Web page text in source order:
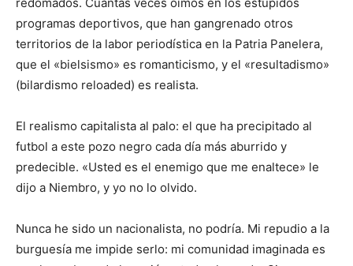
programas deportivos, que han gangrenado otros
territorios de la labor periodística en la Patria Panelera,
que el «bielsismo» es romanticismo, y el «resultadismo»
(bilardismo reloaded) es realista.
El realismo capitalista al palo: el que ha precipitado al
futbol a este pozo negro cada día más aburrido y
predecible. «Usted es el enemigo que me enaltece» le
dijo a Niembro, y yo no lo olvido.
Nunca he sido un nacionalista, no podría. Mi repudio a la
burguesía me impide serlo: mi comunidad imaginada es